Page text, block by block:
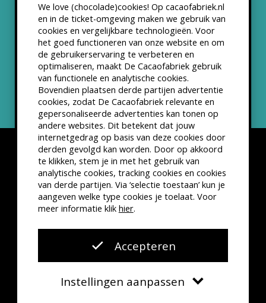
We love (chocolade)cookies! Op cacaofabriek.nl
en in de ticket-omgeving maken we gebruik van
cookies en vergelijkbare technologieën. Voor
het goed functioneren van onze website en om
de gebruikerservaring te verbeteren en
optimaliseren, maakt De Cacaofabriek gebruik
van functionele en analytische cookies.
Bovendien plaatsen derde partijen advertentie
cookies, zodat De Cacaofabriek relevante en
gepersonaliseerde advertenties kan tonen op
andere websites. Dit betekent dat jouw
internetgedrag op basis van deze cookies door
derden gevolgd kan worden. Door op akkoord
te klikken, stem je in met het gebruik van
analytische cookies, tracking cookies en cookies
van derde partijen. Via ‘selectie toestaan’ kun je
aangeven welke type cookies je toelaat. Voor
meer informatie klik hier.
Accepteren
Instellingen aanpassen
Partners & Samenwerkingen
ANBI status
Nieuwsbrief
Disclaimer Privacyverklaring
Kleine lettertjes
VSCD Bezoekersvoorwaarden
Website doorThe Cre8ion.Lab